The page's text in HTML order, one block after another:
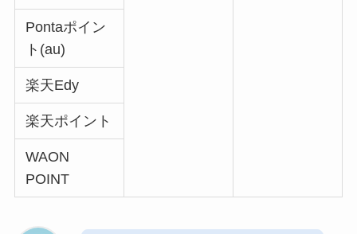
Pontaポイン
ト(au)
楽天Edy
楽天ポイント
WAON
POINT